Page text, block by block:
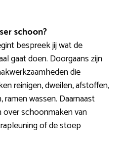
schoon?
bespreek jij wat de
gaat doen. Doorgaans zijn
die
reinigen, dweilen, afstoffen,
wassen. Daarnaast
over schoonmaken van
of de stoep